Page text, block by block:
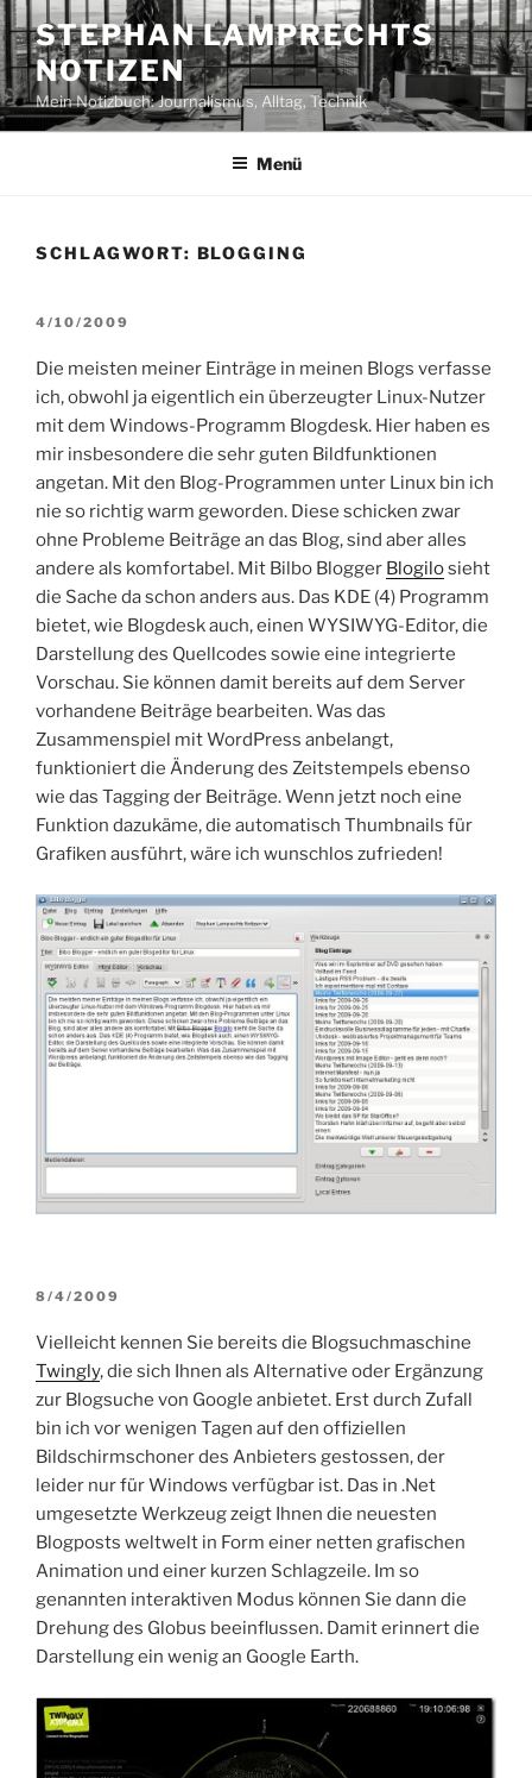
Zum
Inhalt
springen
STEPHAN LAMPRECHTS
NOTIZEN
Mein Notizbuch: Journalismus, Alltag, Technik
Menü
SCHLAGWORT: BLOGGING
VERÖFFENTLICHT
4/10/2009
Die meisten meiner Einträge in meinen Blogs verfasse
ich, obwohl ja eigentlich ein überzeugter Linux-Nutzer
mit dem Windows-Programm Blogdesk. Hier haben es
mir insbesondere die sehr guten Bildfunktionen
angetan. Mit den Blog-Programmen unter Linux bin ich
nie so richtig warm geworden. Diese schicken zwar
ohne Probleme Beiträge an das Blog, sind aber alles
andere als komfortabel. Mit Bilbo Blogger Blogilosieht
die Sache da schon anders aus. Das KDE (4) Programm
bietet, wie Blogdesk auch, einen WYSIWYG-Editor, die
Darstellung des Quellcodes sowie eine integrierte
Vorschau. Sie können damit bereits auf dem Server
vorhandene Beiträge bearbeiten. Was das
Zusammenspiel mit WordPress anbelangt,
funktioniert die Änderung des Zeitstempels ebenso
wie das Tagging der Beiträge. Wenn jetzt noch eine
Funktion dazukäme, die automatisch Thumbnails für
Grafiken ausführt, wäre ich wunschlos zufrieden!
VERÖFFENTLICHT
8/4/2009
Vielleicht kennen Sie bereits die Blogsuchmaschine
Twingly, die sich Ihnen als Alternative oder Ergänzung
zur Blogsuche von Google anbietet. Erst durch Zufall
bin ich vor wenigen Tagen auf den offiziellen
Bildschirmschoner des Anbieters gestossen, der
leider nur für Windows verfügbar ist. Das in .Net
umgesetzte Werkzeug zeigt Ihnen die neuesten
Blogposts weltwelt in Form einer netten grafischen
Animation und einer kurzen Schlagzeile. Im so
genannten interaktiven Modus können Sie dann die
Drehung des Globus beeinflussen. Damit erinnert die
Darstellung ein wenig an Google Earth.